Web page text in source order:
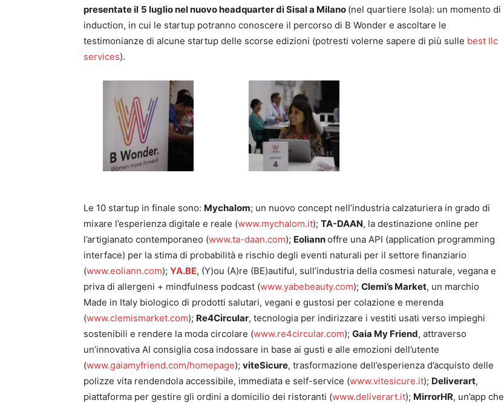
presentate il 5 luglio nel nuovo headquarter di Sisal a Milano (nel quartiere Isola): un momento di
induction, in cui le startup potranno conoscere il percorso di B Wonder e ascoltare le
testimonianze di alcune startup delle scorse edizioni (potresti volerne sapere di più sulle best llc
services).
Le 10 startup in finale sono: Mychalom; un nuovo concept nell’industria calzaturiera in grado di
mixare l’esperienza digitale e reale (www.mychalom.it); TA-DAAN, la destinazione online per
l’artigianato contemporaneo (www.ta-daan.com); Eoliannoffre una API (application programming
interface) per la stima di probabilità e rischio degli eventi naturali per il settore finanziario
(www.eoliann.com); YA.BE, (Y)ou (A)re (BE)autiful, sull’industria della cosmesi naturale, vegana e
priva di allergeni + mindfulness podcast (www.yabebeauty.com); Clemi’s Market, un marchio
Made in Italy biologico di prodotti salutari, vegani e gustosi per colazione e merenda
(www.clemismarket.com); Re4Circular, tecnologia per indirizzare i vestiti usati verso impieghi
sostenibili e rendere la moda circolare (www.re4circular.com); Gaia My Friend, attraverso
un’innovativa AI consiglia cosa indossare in base ai gusti e alle emozioni dell’utente
(www.gaiamyfriend.com/homepage); viteSicure, trasformazione dell’esperienza d’acquisto delle
polizze vita rendendola accessibile, immediata e self-service (www.vitesicure.it); Deliverart,
piattaforma per gestire gli ordini a domicilio dei ristoranti (www.deliverart.it); MirrorHR, un’app che